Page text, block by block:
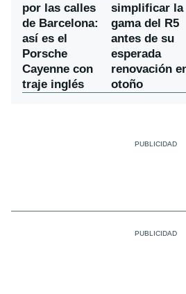
por las calles
de Barcelona:
así es el
Porsche
Cayenne con
traje inglés
simplificar la
gama del R5
antes de su
esperada
renovación
otoño